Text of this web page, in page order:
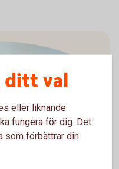
ditt val
eller liknande
fungera för dig. Det
som förbättrar din